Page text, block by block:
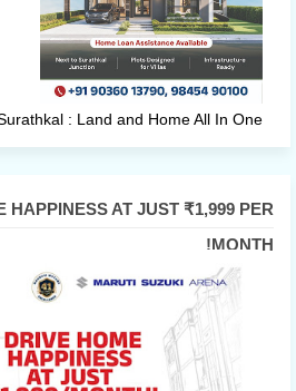
: Land and Home All In One
HAPPINESS AT JUST ₹1,999 PER
MONTH!